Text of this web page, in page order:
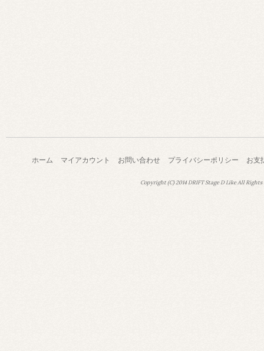
ホーム マイアカウント お問い合わせ プライバシーポリシー お支
Copyright (C) 2014 DRIFT Stage D Like All